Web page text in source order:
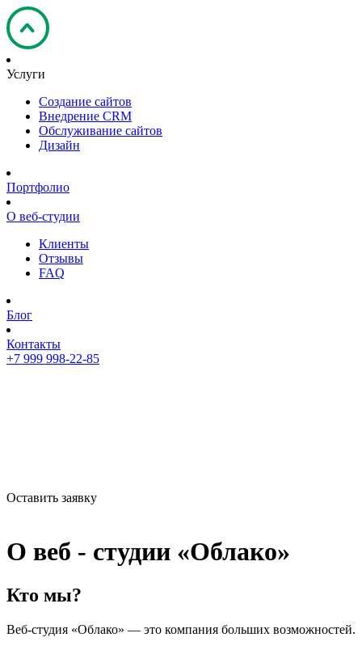
Услуги
Создание сайтов
Внедрение CRM
Обслуживание сайтов
Дизайн
Портфолио
О веб-студии
Клиенты
Отзывы
FAQ
Блог
Контакты
+7 999 998-22-85
Оставить заявку
О веб - студии «Облако»
Кто мы?
Веб-студия «Облако» — это компания больших возможностей.